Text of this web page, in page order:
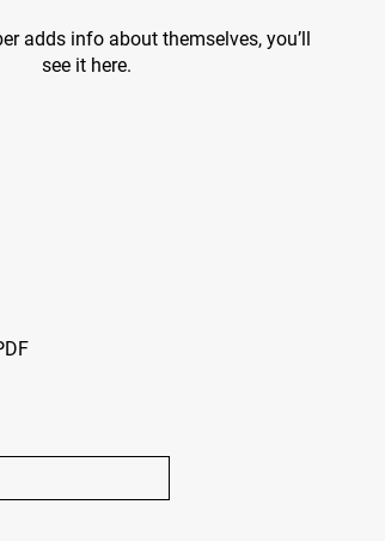
adds info about themselves, you’ll
see it here.